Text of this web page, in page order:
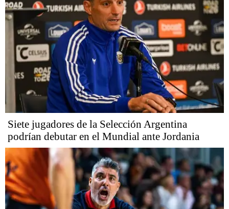
Siete jugadores de la Selección Argentina
podrían debutar en el Mundial ante Jordania